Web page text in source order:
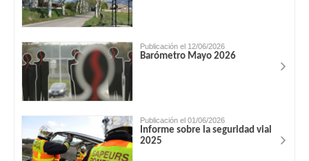
Publicación el 12/06/2026
Barómetro Mayo 2026
Publicación el 01/06/2026
Informe sobre la seguridad vial
2025